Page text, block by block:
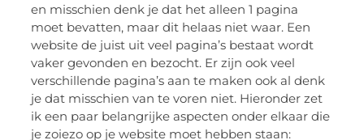
en misschien denk je dat het alleen 1 pagina
moet bevatten, maar dit helaas niet waar. Een
website de juist uit veel pagina’s bestaat wordt
vaker gevonden en bezocht. Er zijn ook veel
verschillende pagina’s aan te maken ook al denk
je dat misschien van te voren niet. Hieronder zet
ik een paar belangrijke aspecten onder elkaar die
je zoiezo op je website moet hebben staan: